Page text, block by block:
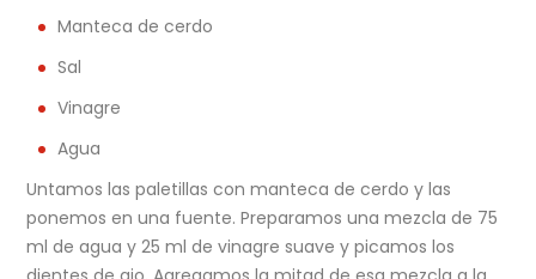
Manteca de cerdo
Sal
Vinagre
Agua
Untamos las paletillas con manteca de cerdo y las
ponemos en una fuente. Preparamos una mezcla de 75
ml de agua y 25 ml de vinagre suave y picamos los